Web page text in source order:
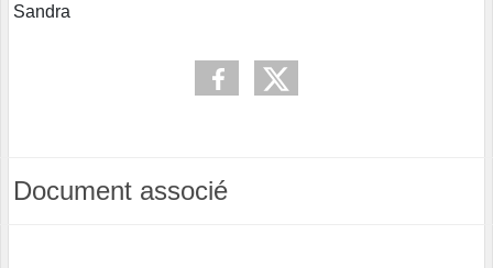
Sandra
Document associé